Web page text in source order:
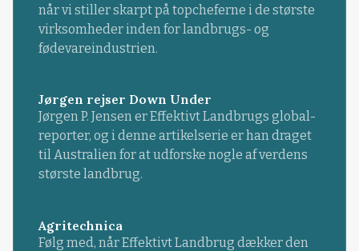
når vi stiller skarpt på topcheferne i de største
virksomheder inden for landbrugs- og
fødevareindustrien.
Jørgen rejser Down Under
Jørgen P. Jensen er Effektivt Landbrugs global-
reporter, og i denne artikelserie er han draget
til Australien for at udforske nogle af verdens
største landbrug.
Agritechnica
Følg med, når Effektivt Landbrug dækker den